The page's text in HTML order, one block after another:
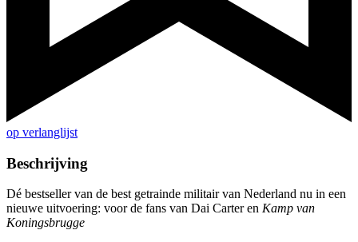
op verlanglijst
Beschrijving
Dé bestseller van de best getrainde militair van Nederland nu in een
nieuwe uitvoering: voor de fans van Dai Carter en Kamp van
Koningsbrugge